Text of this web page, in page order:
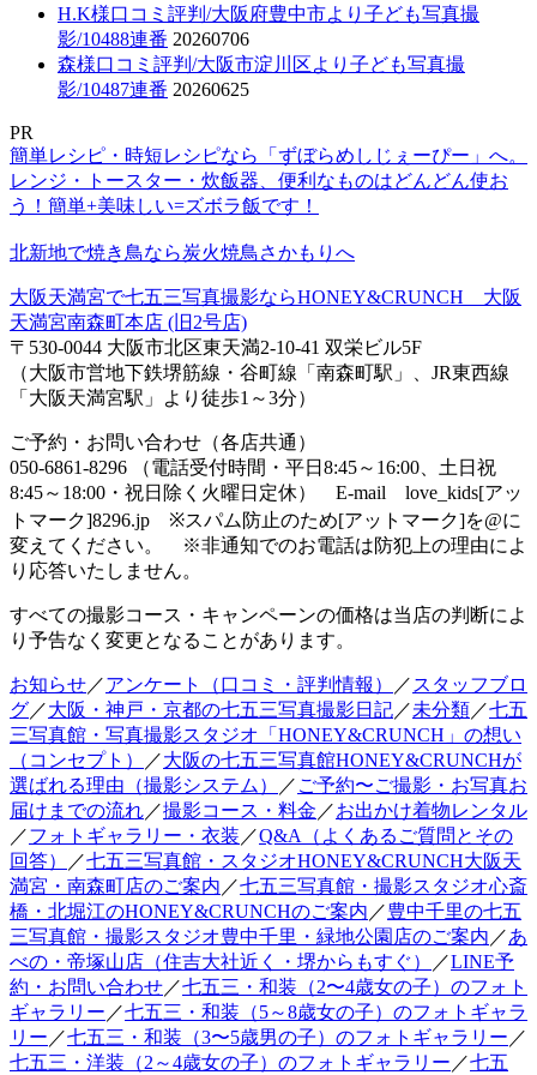
H.K様口コミ評判/大阪府豊中市より子ども写真撮
影/10488連番 20260706
森様口コミ評判/大阪市淀川区より子ども写真撮
影/10487連番 20260625
PR
簡単レシピ・時短レシピなら「ずぼらめしじぇーぴー」へ。
レンジ・トースター・炊飯器、便利なものはどんどん使お
う！簡単+美味しい=ズボラ飯です！
北新地で焼き鳥なら炭火焼鳥さかもりへ
大阪天満宮で七五三写真撮影ならHONEY&CRUNCH 大阪
天満宮南森町本店 (旧2号店)
〒530-0044 大阪市北区東天満2-10-41 双栄ビル5F
（大阪市営地下鉄堺筋線・谷町線「南森町駅」、JR東西線
「大阪天満宮駅」より徒歩1～3分）
ご予約・お問い合わせ（各店共通）
050-6861-8296 （電話受付時間・平日8:45～16:00、土日祝
8:45～18:00・祝日除く火曜日定休） E-mail love_kids[アッ
トマーク]8296.jp ※スパム防止のため[アットマーク]を@に
変えてください。 ※非通知でのお電話は防犯上の理由によ
り応答いたしません。
すべての撮影コース・キャンペーンの価格は当店の判断によ
り予告なく変更となることがあります。
お知らせ／アンケート（口コミ・評判情報） ／ スタッフブロ
グ／大阪・神戸・京都の七五三写真撮影日記／未分類／七五
三写真館・写真撮影スタジオ「HONEY&CRUNCH」の想い
（コンセプト）
／大阪の七五三写真館HONEY&CRUNCHが
選ばれる理由（撮影システム）
／ ご予約〜ご撮影・お写真お
届けまでの流れ／撮影コース・料金 ／お出かけ着物レンタル
／フォトギャラリー・衣装 ／Q&A（よくあるご質問とその
回答）
／七五三写真館・スタジオHONEY&CRUNCH大阪天
満宮・南森町店のご案内 ／七五三写真館・撮影スタジオ心斎
橋・北堀江のHONEY&CRUNCHのご案内 ／豊中千里の七五
三写真館・撮影スタジオ豊中千里・緑地公園店のご案内 ／あ
べの・帝塚山店（住吉大社近く・堺からもすぐ）
／LINE予
約・お問い合わせ／七五三・和装（2〜4歳女の子）のフォト
ギャラリー ／七五三・和装（5～8歳女の子）のフォトギャラ
リー ／七五三・和装（3〜5歳男の子）のフォトギャラリー ／
七五三・洋装（2～4歳女の子）のフォトギャラリー ／七五